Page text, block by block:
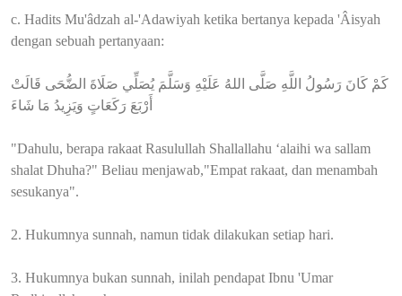
c. Hadits Mu'âdzah al-'Adawiyah ketika bertanya kepada 'Âisyah
dengan sebuah pertanyaan:
كَمْ كَانَ رَسُولُ اللَّهِ صَلَّى اللهُ عَلَيْهِ وَسَلَّمَ يُصَلِّي صَلَاةَ الضُّحَى قَالَتْ
أَرْبَعَ رَكَعَاتٍ وَيَزِيدُ مَا شَاءَ
"Dahulu, berapa rakaat Rasulullah Shallallahu ‘alaihi wa sallam
shalat Dhuha?" Beliau menjawab,"Empat rakaat, dan menambah
sesukanya".
2. Hukumnya sunnah, namun tidak dilakukan setiap hari.
3. Hukumnya bukan sunnah, inilah pendapat Ibnu 'Umar